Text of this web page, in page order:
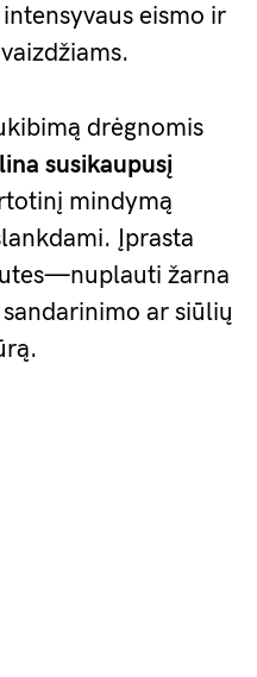
eismo ir
drėgnomis
susikaupusį
mindymą
Įprasta
žarna
ar siūlių